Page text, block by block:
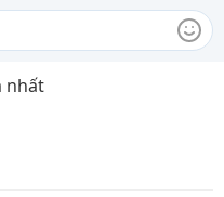
nhất